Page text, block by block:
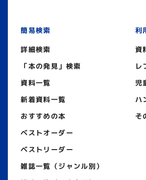
簡易検索
詳細検索
「本の発見」検索
資料一覧
新着資料一覧
おすすめの本
ベストオーダー
ベストリーダー
雑誌一覧（ジャンル別）
利
資
レ
児
ハ
そ